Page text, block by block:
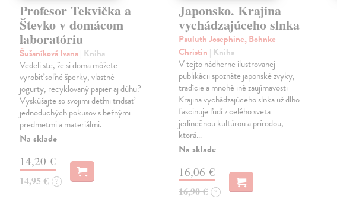
Profesor Tekvička a
Števko v domácom
laboratóriu
Šušaníková Ivana| Kniha
Vedeli ste, že si doma môžete
vyrobiť soľné šperky, vlastné
jogurty, recyklovaný papier aj dúhu?
Vyskúšajte so svojimi deťmi tridsať
jednoduchých pokusov s bežnými
predmetmi a materiálmi.
Na sklade
14,20 €
14,95 € ?
Japonsko. Krajina
vychádzajúceho slnka
Pauluth Josephine, Bohnke
Christin | Kniha
V tejto nádherne ilustrovanej
publikácii spoznáte japonské zvyky,
tradície a mnohé iné zaujímavosti
Krajina vychádzajúceho slnka už dlho
fascinuje ľudí z celého sveta
jedinečnou kultúrou a prírodou,
ktorá…
Na sklade
16,06 €
16,90 € ?